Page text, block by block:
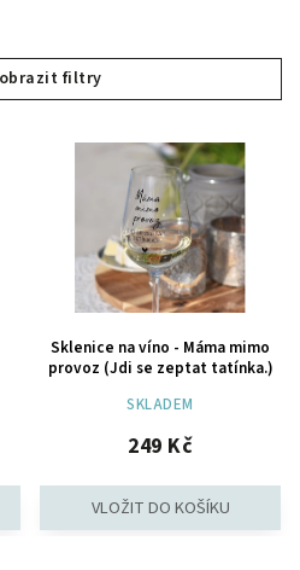
Sklenice na víno - Máma mimo
provoz (Jdi se zeptat tatínka.)
SKLADEM
249 Kč